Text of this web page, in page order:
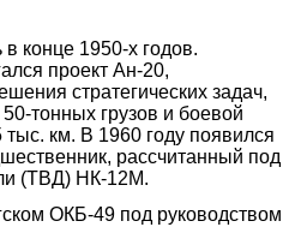
конце 1950‑х годов.
проект Ан‑20,
стратегических задач,
грузов и боевой
тыс. км. В 1960 году появился
рассчитанный под
(ТВД) НК‑12М.
ОКБ‑49 под руководством